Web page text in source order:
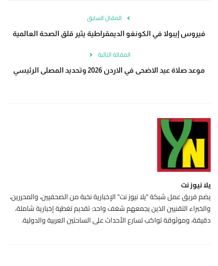
المقال السابق
فيروس إيبولا في الكونغو الديمقراطية يثير قلق الصحة العالمية
المقالة التالية
موعد صلاة عيد الاضحى في الاردن 2026 وتحديد المصلى الرئيسي
يلا نيوز نت
يضم فريق عمل شبكة "يلا نيوز نت" الإخبارية نخبة من الصحفيين، والمحررين،
والخبراء التقنيين الذين يجمعهم شغف واحد: تقديم تغطية إخبارية شاملة،
دقيقة، وموثوقة تواكب تسارع الأحداث على الساحتين العربية والدولية.